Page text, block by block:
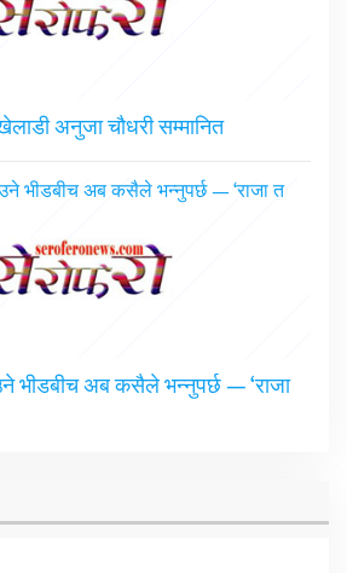
अनुजा चौधरी सम्मानित
भीडबीच अब कसैले भन्नुपर्छ — ‘राजा